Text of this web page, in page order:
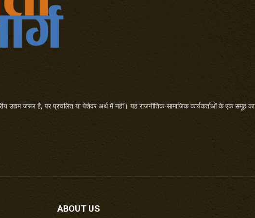
उद्यम जरूर है, पर प्रचलित या पेशेवर अर्थ में नहीं। यह राजनीतिक-सामाजिक कार्यकर्ताओं के एक समूह का
ABOUT US